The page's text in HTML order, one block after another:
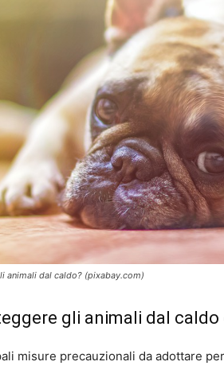
animali dal caldo? (pixabay.com)
gli animali dal caldo
misure precauzionali da adottare